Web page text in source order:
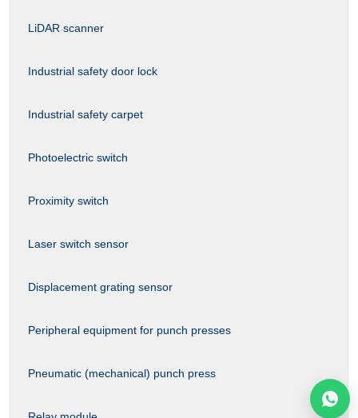
LiDAR scanner
Industrial safety door lock
Industrial safety carpet
Photoelectric switch
Proximity switch
Laser switch sensor
Displacement grating sensor
Peripheral equipment for punch presses
Pneumatic (mechanical) punch press